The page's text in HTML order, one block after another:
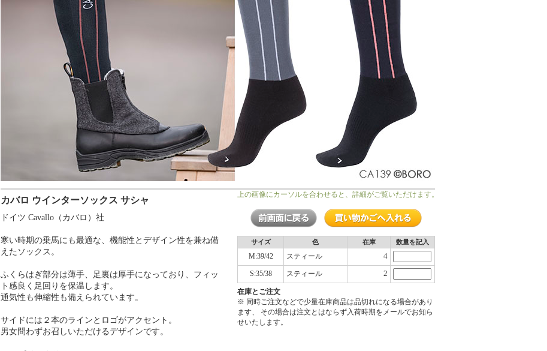
カバロ ウインターソックス サシャ
ドイツ Cavallo（カバロ）社
寒い時期の乗馬にも最適な、機能性とデザイン性を兼ね備
えたソックス。
ふくらはぎ部分は薄手、足裏は厚手になっており、フィッ
ト感良く足回りを保温します。
通気性も伸縮性も備えられています。
サイドには２本のラインとロゴがアクセント。
男女問わずお召しいただけるデザインです。
上の画像にカーソルを合わせると、詳細がご覧いただけます。
サイズ 色 在庫 数量を記入
M:39/42 スティール 4
S:35/38 スティール 2
在庫とご注文
※ 同時ご注文などで少量在庫商品は品切れになる場合があり
ます、 その場合は注文とはならず入荷時期をメールでお知ら
せいたします。